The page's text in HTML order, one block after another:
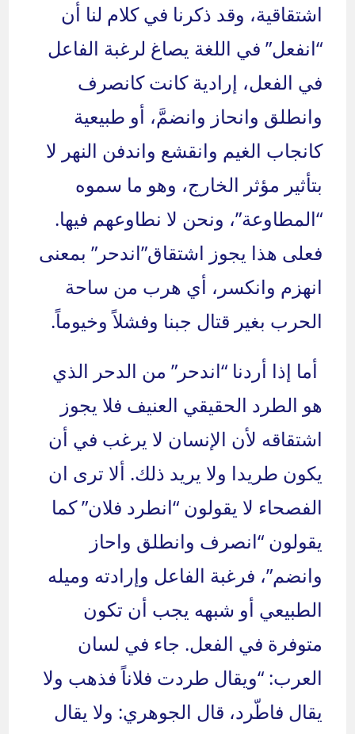
اشتقاقية، وقد ذكرنا في كلام لنا أن
“انفعل” في اللغة يصاغ لرغبة الفاعل
في الفعل، إرادية كانت كانصرف
وانطلق وانحاز وانضمَّ، أو طبيعية
كانجاب الغيم وانقشع واندفن النهر لا
بتأثير مؤثر الخارج، وهو ما سموه
“المطاوعة”، ونحن لا نطاوعهم فيها.
فعلى هذا يجوز اشتقاق”اندحر” بمعنى
انهزم وانكسر، أي هرب من ساحة
الحرب بغير قتال جبنا وفشلاً وخيوماً.
أما إذا أردنا “اندحر” من الدحر الذي
هو الطرد الحقيقي العنيف فلا يجوز
اشتقاقه لأن الإنسان لا يرغب في أن
يكون طريدا ولا يريد ذلك. ألا ترى ان
الفصحاء لا يقولون “انطرد فلان” كما
يقولون “انصرف وانطلق واحاز
وانضم”، فرغبة الفاعل وإرادته وميله
الطبيعي أو شبهه يجب أن تكون
متوفرة في الفعل. جاء في لسان
العرب: “ويقال طردت فلاناً فذهب ولا
يقال فاطّرد، قال الجوهري: ولا يقال